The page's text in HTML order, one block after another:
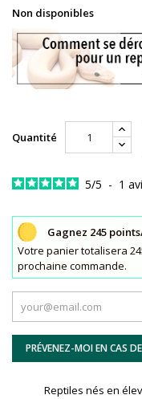
Non disponibles
Quantité
5/5 - 1
Gagnez 245
Votre panier totalisera
prochaine commande.
PRÉVENEZ-MOI EN CAS
Reptiles nés en